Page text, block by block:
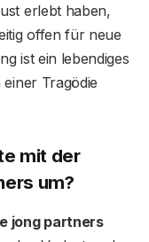
erlebt haben,
offen für neue
ist ein lebendiges
Tragödie
mit der
um?
jong partners